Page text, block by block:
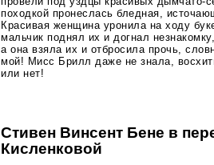
походкой пронеслась бледная,
Красивая женщина уронила на ходу
мальчик поднял их и догнал
а она взяла их и отбросила прочь,
мой! Мисс Брилл даже не знала,
или нет!
Стивен Винсент Бене в
Кисленковой